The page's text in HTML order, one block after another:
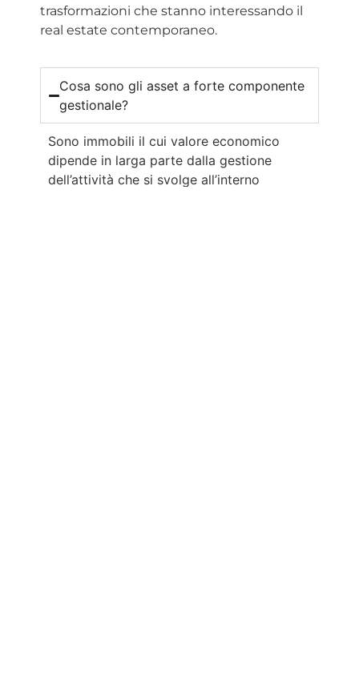
trasformazioni che stanno interessando il
real estate contemporaneo.
Cosa sono gli asset a forte componente
gestionale?
Sono immobili il cui valore economico
dipende in larga parte dalla gestione
dell’attività che si svolge all’interno